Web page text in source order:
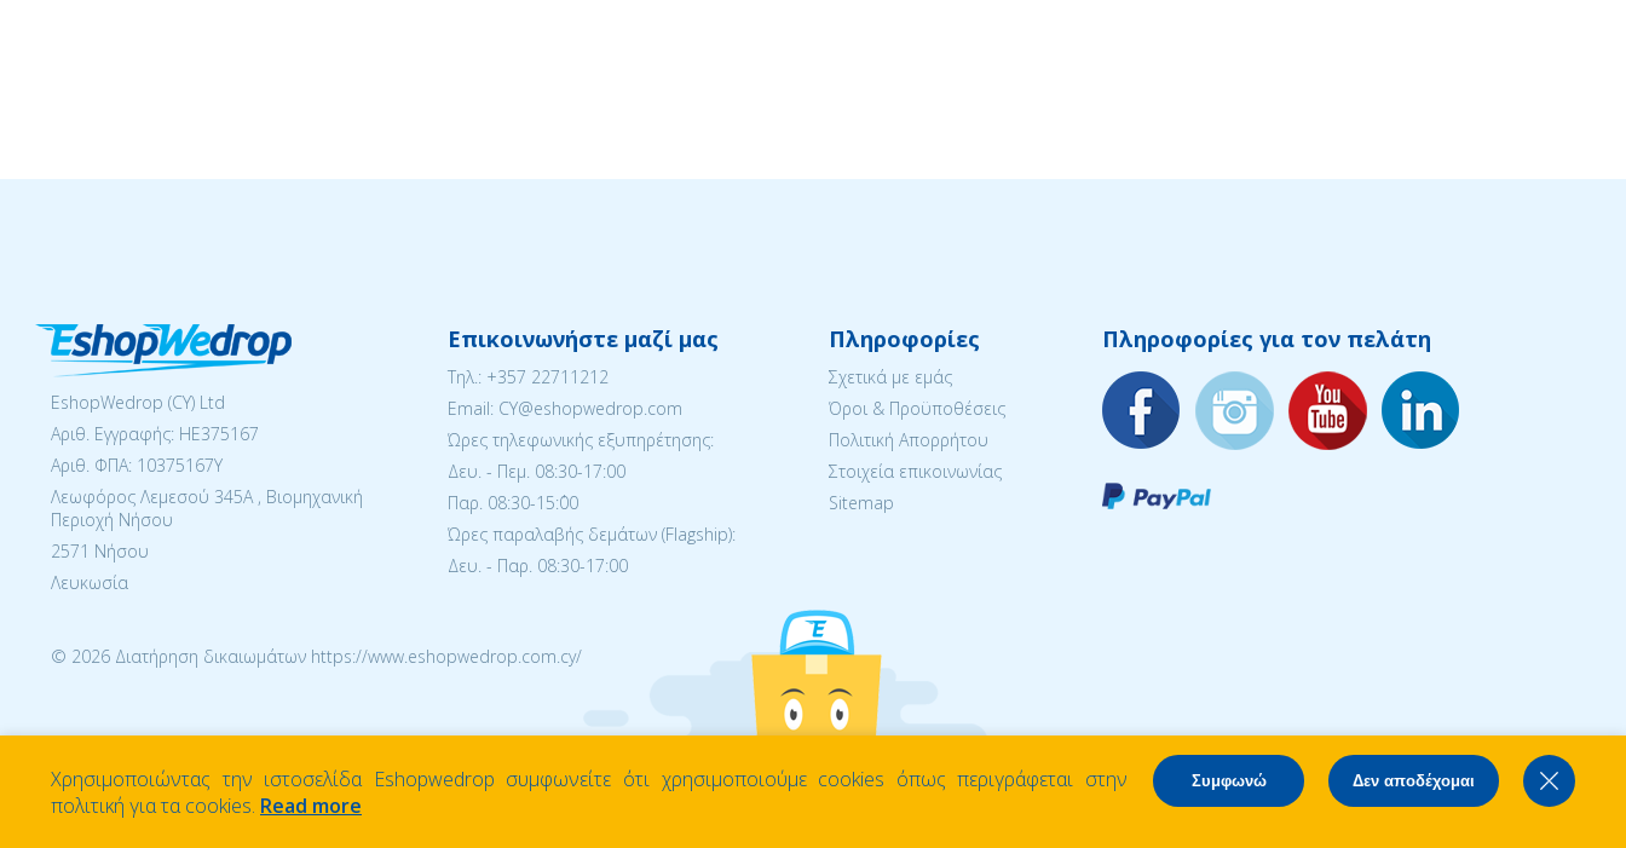
EshopWedrop (CY) Ltd
Αριθ. Εγγραφής: ΗΕ375167
Αριθ. ΦΠΑ: 10375167Y
Λεωφόρος Λεμεσού 345Α , Βιομηχανική
Περιοχή Νήσου
2571 Νήσου
Λευκωσία
Επικοινωνήστε μαζί μας
Tηλ.: +357 22711212
Email: CY@eshopwedrop.com
Ώρες τηλεφωνικής εξυπηρέτησης:
Δευ. - Πεμ. 08:30-17:00
Παρ. 08:30-15:΄00
Ώρες παραλαβής δεμάτων (Flagship):
Δευ. - Παρ. 08:30-17:00
Πληροφορίες
Σχετικά με εμάς
Όροι & Προϋποθέσεις
Πολιτική Απορρήτου
Στοιχεία επικοινωνίας
Sitemap
Πληροφορίες για τον πελάτη
© 2026 Διατήρηση δικαιωμάτων https://www.eshopwedrop.com.cy/
Χρησιμοποιώντας την ιστοσελίδα Eshopwedrop συμφωνείτε ότι χρησιμοποιούμε cookies όπως περιγράφεται στην
πολιτική για τα cookies. Read more
Δεν αποδέχομαι
Συμφωνώ